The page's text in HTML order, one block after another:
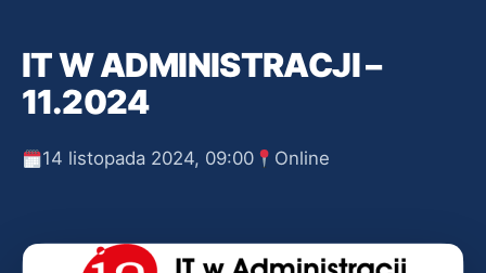
IT W ADMINISTRACJI –
11.2024
14 listopada 2024, 09:00 Online